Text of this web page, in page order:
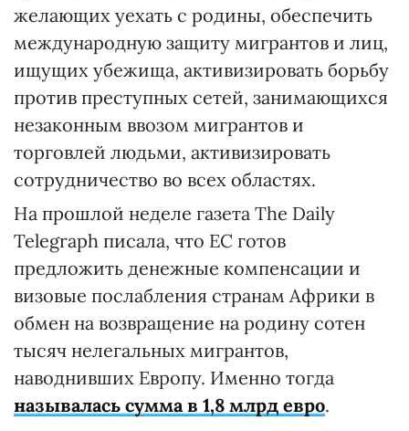
желающих уехать с родины, обеспечить
международную защиту мигрантов и лиц,
ищущих убежища, активизировать борьбу
против преступных сетей, занимающихся
незаконным ввозом мигрантов и
торговлей людьми, активизировать
сотрудничество во всех областях.
На прошлой неделе газета The Daily
Telegraph писала, что ЕС готов
предложить денежные компенсации и
визовые послабления странам Африки в
обмен на возвращение на родину сотен
тысяч нелегальных мигрантов,
наводнивших Европу. Именно тогда
называлась сумма в 1,8 млрд евро.